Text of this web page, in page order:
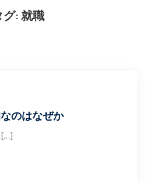
グ:就職
のはなぜか
[…]